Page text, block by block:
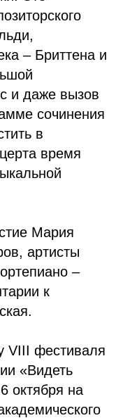
– Бриттена и
и даже вызов
сочинения
в
время
Мария
артисты
–
к
фестиваля
«Видеть
октября на